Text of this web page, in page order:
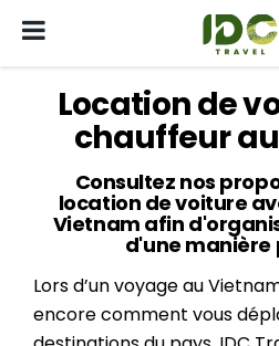
Location de
chauffeur
Consultez nos
location de voiture
Vietnam afin
d'une
Lors d’un voyage au
encore comment vous